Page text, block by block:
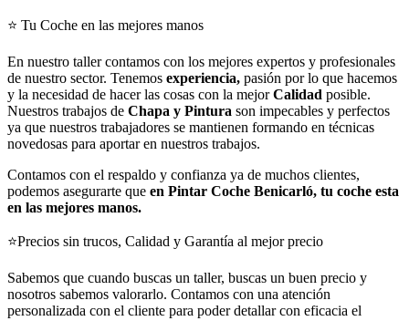
⭐ Tu Coche en las mejores manos
En nuestro taller contamos con los mejores expertos y profesionales
de nuestro sector. Tenemos experiencia, pasión por lo que hacemos
y la necesidad de hacer las cosas con la mejorCalidad posible.
Nuestros trabajos de Chapa y Pintura son impecables y perfectos
ya que nuestros trabajadores se mantienen formando en técnicas
novedosas para aportar en nuestros trabajos.
Contamos con el respaldo y confianza ya de muchos clientes,
podemos asegurarte que en Pintar Coche Benicarló, tu coche esta
en las mejores manos.
⭐Precios sin trucos, Calidad y Garantía al mejor precio
Sabemos que cuando buscas un taller, buscas un buen precio y
nosotros sabemos valorarlo. Contamos con una atención
personalizada con el cliente para poder detallar con eficacia el